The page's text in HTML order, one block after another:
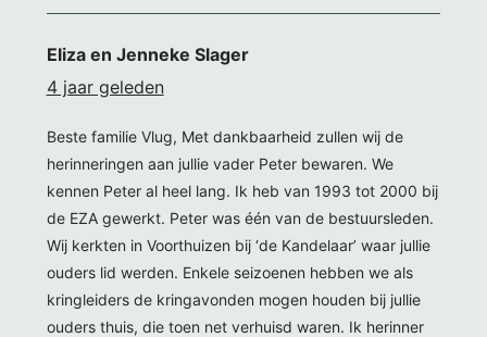
Eliza en Jenneke Slager
4 jaar geleden
Beste familie Vlug, Met dankbaarheid zullen wij de
herinneringen aan jullie vader Peter bewaren. We
kennen Peter al heel lang. Ik heb van 1993 tot 2000 bij
de EZA gewerkt. Peter was één van de bestuursleden.
Wij kerkten in Voorthuizen bij ‘de Kandelaar’ waar jullie
ouders lid werden. Enkele seizoenen hebben we als
kringleiders de kringavonden mogen houden bij jullie
ouders thuis, die toen net verhuisd waren. Ik herinner